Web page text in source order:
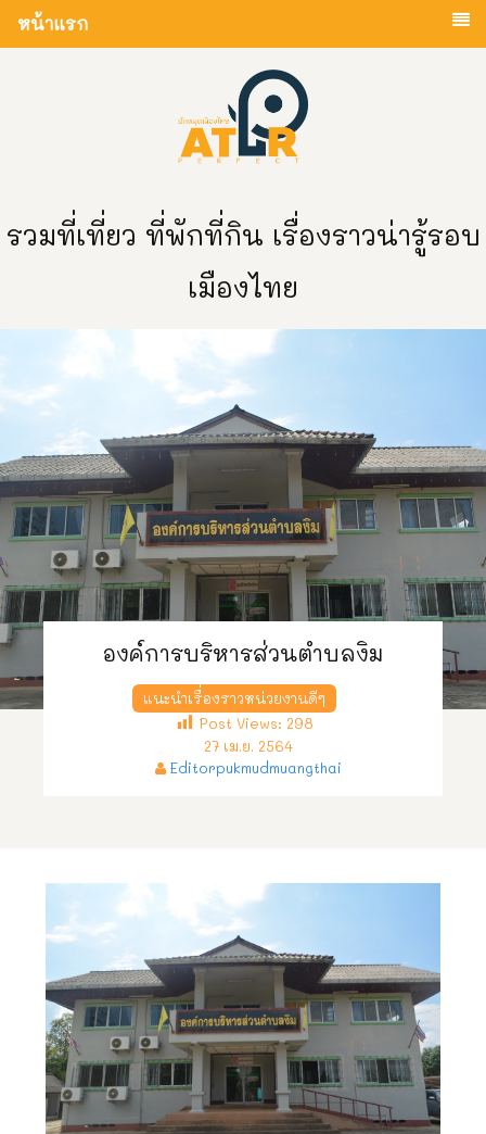
หน้าแรก
รวมที่เที่ยว ที่พักที่กิน เรื่องราวน่ารู้รอบ
เมืองไทย
องค์การบริหารส่วนตำบลงิม
แนะนำเรื่องราวหน่วยงานดีๆ
Post Views: 298
27 เม.ย. 2564
Editorpukmudmuangthai